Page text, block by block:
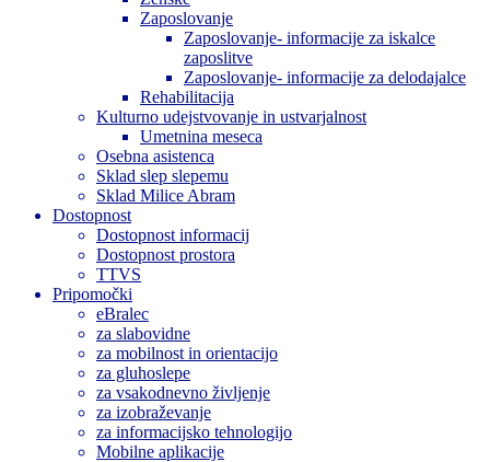
Zaposlovanje
Zaposlovanje- informacije za iskalce
zaposlitve
Zaposlovanje- informacije za delodajalce
Rehabilitacija
Kulturno udejstvovanje in ustvarjalnost
Umetnina meseca
Osebna asistenca
Sklad slep slepemu
Sklad Milice Abram
Dostopnost
Dostopnost informacij
Dostopnost prostora
TTVS
Pripomočki
eBralec
za slabovidne
za mobilnost in orientacijo
za gluhoslepe
za vsakodnevno življenje
za izobraževanje
za informacijsko tehnologijo
Mobilne aplikacije